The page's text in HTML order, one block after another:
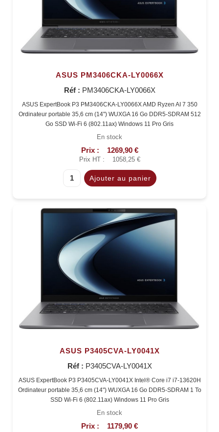
ASUS PM3406CKA-LY0066X
Réf : PM3406CKA-LY0066X
ASUS ExpertBook P3 PM3406CKA-LY0066X AMD Ryzen AI 7 350
Ordinateur portable 35,6 cm (14") WUXGA 16 Go DDR5-SDRAM 512
Go SSD Wi-Fi 6 (802.11ax) Windows 11 Pro Gris
En stock
Prix : 1269,90 €
Prix HT : 1058,25 €
ASUS P3405CVA-LY0041X
Réf : P3405CVA-LY0041X
ASUS ExpertBook P3 P3405CVA-LY0041X Intel® Core i7 i7-13620H
Ordinateur portable 35,6 cm (14") WUXGA 16 Go DDR5-SDRAM 1 To
SSD Wi-Fi 6 (802.11ax) Windows 11 Pro Gris
En stock
Prix : 1179,90 €